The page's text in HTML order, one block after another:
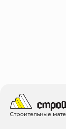
Строительные